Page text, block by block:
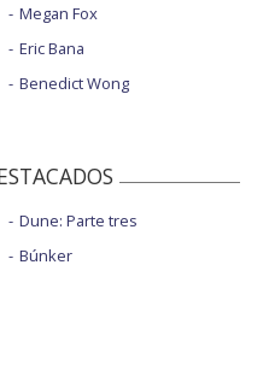
Megan Fox
Eric Bana
Benedict Wong
Dune: Parte tres
Búnker